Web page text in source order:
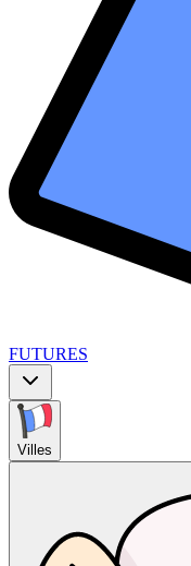
FUTURES
Villes